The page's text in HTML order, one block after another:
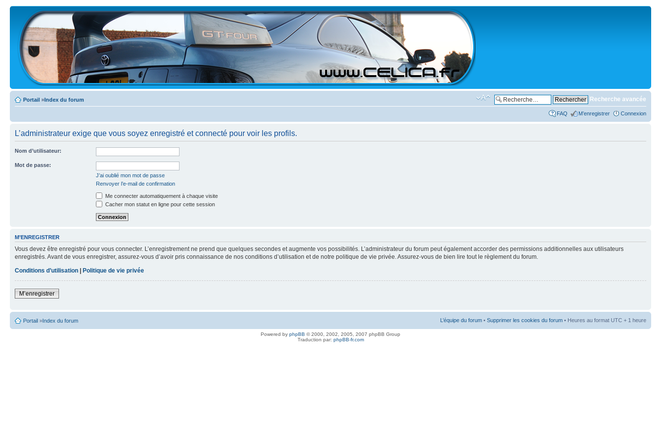
Portail »Index du forum Recherche avancée
FAQ M’enregistrer Connexion
L’administrateur exige que vous soyez enregistré et connecté pour voir les profils.
Nom d’utilisateur:
Mot de passe:
J’ai oublié mon mot de passe
Renvoyer l’e-mail de confirmation
Me connecter automatiquement à chaque visite
Cacher mon statut en ligne pour cette session
M’ENREGISTRER
Vous devez être enregistré pour vous connecter. L’enregistrement ne prend que quelques secondes et augmente vos possibilités. L’administrateur du forum peut également accorder des permissions additionnelles aux utilisateurs
enregistrés. Avant de vous enregistrer, assurez-vous d’avoir pris connaissance de nos conditions d’utilisation et de notre politique de vie privée. Assurez-vous de bien lire tout le règlement du forum.
Conditions d’utilisation | Politique de vie privée
M’enregistrer
Portail »Index du forum L’équipe du forum • Supprimer les cookies du forum • Heures au format UTC + 1 heure
Powered by phpBB © 2000, 2002, 2005, 2007 phpBB Group
Traduction par: phpBB-fr.com